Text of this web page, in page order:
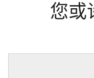
您或